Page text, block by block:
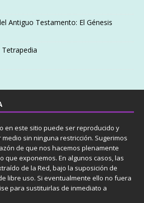
Antiguo Testamento: El Génesis
en este sitio puede ser reproducido y
sin ninguna restricción. Sugerimos
de que nos hacemos plenamente
que exponemos. En algunos casos, las
de la Red, bajo la suposición de
libre uso. Si eventualmente ello no fuera
para sustituirlas de inmediato a